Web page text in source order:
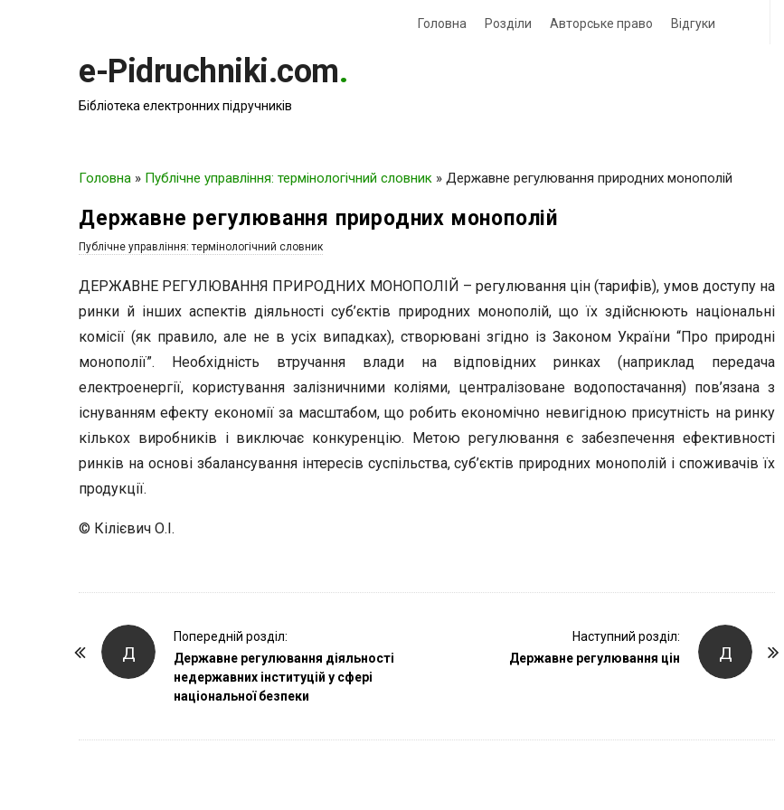
Головна Розділи Авторське право Відгуки
e-Pidruchniki.com.
Бібліотека електронних підручників
Головна » Публічне управління: термінологічний словник » Державне регулювання природних монополій
Державне регулювання природних монополій
Публічне управління: термінологічний словник
ДЕРЖАВНЕ РЕГУЛЮВАННЯ ПРИРОДНИХ МОНОПОЛІЙ – регулювання цін (тарифів), умов доступу на
ринки й інших аспектів діяльності суб’єктів природних монополій, що їх здійснюють національні
комісії (як правило, але не в усіх випадках), створювані згідно із Законом України “Про природні
монополії”. Необхідність втручання влади на відповідних ринках (наприклад передача
електроенергії, користування залізничними коліями, централізоване водопостачання) пов’язана з
існуванням ефекту економії за масштабом, що робить економічно невигідною присутність на ринку
кількох виробників і виключає конкуренцію. Метою регулювання є забезпечення ефективності
ринків на основі збалансування інтересів суспільства, суб’єктів природних монополій і споживачів їх
продукції.
© Кілієвич О.І.
Д
Попередній розділ:
Державне регулювання діяльності
недержавних інституцій у сфері
національної безпеки
Д
Наступний розділ:
Державне регулювання цін